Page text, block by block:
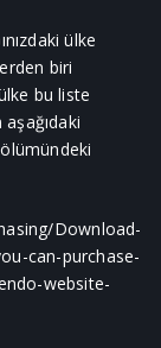
ülke
biri
bu liste
Download-
can-purchase-
website-